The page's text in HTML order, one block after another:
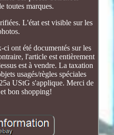
toutes marques.
L'état est visible sur les
ci ont été documentés sur les
l'article est entièrement
est à vendre. La taxation
usagés/règles spéciales
UStG s'applique. Merci de
bon shopping!